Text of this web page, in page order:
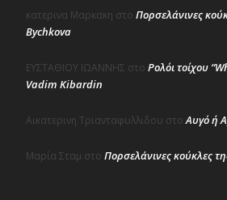
κατερινα Μαρκακη στο Πορσελάνινες
Bychkova
ΕΥΣΤΑΘΙΟΥ ΙΩΑΝΝΗΣ στο Ρολόι τοίχου
Vadim Kibardin
Αικατερινη Τριανταφυλλιδου στοΑυγό ή
Μαρία Σταμ στο Πορσελάνινες κούκλες